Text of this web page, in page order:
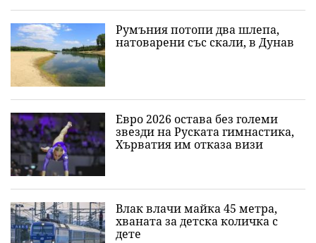
Румъния потопи два шлепа,
натоварени със скали, в Дунав
Евро 2026 остава без големи
звезди на Руската гимнастика,
Хърватия им отказа визи
Влак влачи майка 45 метра,
хваната за детска количка с
дете